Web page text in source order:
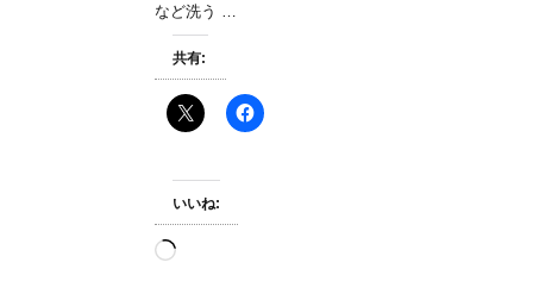
など洗う …
共有:
いいね:
読